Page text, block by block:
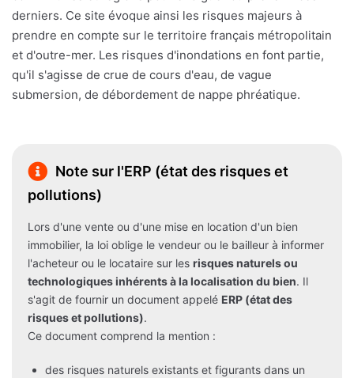
derniers. Ce site évoque ainsi les risques majeurs à
prendre en compte sur le territoire français métropolitain
et d'outre-mer. Les risques d'inondations en font partie,
qu'il s'agisse de crue de cours d'eau, de vague
submersion, de débordement de nappe phréatique.
Note sur l'ERP (état des risques et
pollutions)
Lors d'une vente ou d'une mise en location d'un bien
immobilier, la loi oblige le vendeur ou le bailleur à informer
l'acheteur ou le locataire sur les risques naturels ou
technologiques inhérents à la localisation du bien. Il
s'agit de fournir un document appelé ERP (état des
risques et pollutions).
Ce document comprend la mention :
des risques naturels existants et figurants dans un